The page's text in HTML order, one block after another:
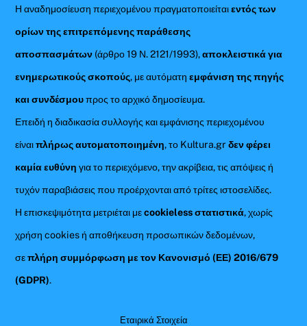
Η αναδημοσίευση περιεχομένου πραγματοποιείταιεντός των
ορίων της επιτρεπόμενης παράθεσης
αποσπασμάτων (άρθρο 19 Ν. 2121/1993),αποκλειστικά για
ενημερωτικούς σκοπούς, με αυτόματηεμφάνιση της πηγής
και συνδέσμουπρος το αρχικό δημοσίευμα.
Επειδή η διαδικασία συλλογής και εμφάνισης περιεχομένου
είναιπλήρως αυτοματοποιημένη, το Kultura.grδεν φέρει
καμία ευθύνη για το περιεχόμενο, την ακρίβεια, τις απόψεις ή
τυχόν παραβιάσεις που προέρχονται από τρίτες ιστοσελίδες.
Η επισκεψιμότητα μετριέται μεcookieless στατιστικά, χωρίς
χρήση cookies ή αποθήκευση προσωπικών δεδομένων,
σεπλήρη συμμόρφωση με τον Κανονισμό (ΕΕ) 2016/679
(GDPR).
Εταιρικά Στοιχεία